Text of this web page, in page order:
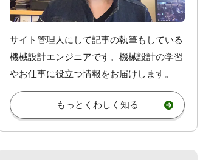
サイト管理人にして記事の執筆もしている
機械設計エンジニアです。機械設計の学習
やお仕事に役立つ情報をお届けします。
もっとくわしく知る